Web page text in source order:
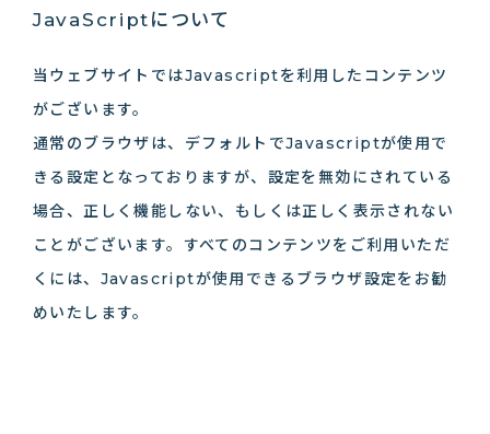
JavaScriptについて
当ウェブサイトではJavascriptを利用したコンテンツ
がございます。
通常のブラウザは、デフォルトでJavascriptが使用で
きる設定となっておりますが、設定を無効にされている
場合、正しく機能しない、もしくは正しく表示されない
ことがございます。すべてのコンテンツをご利用いただ
くには、Javascriptが使用できるブラウザ設定をお勧
めいたします。